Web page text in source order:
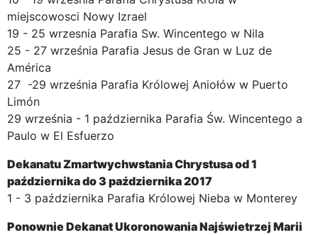
miejscowosci Nowy Izrael
19 - 25 wrzesnia Parafia Sw. Wincentego w Nila
25 - 27 września Parafia Jesus de Gran w Luz de
América
27 -29 września Parafia Królowej Aniołów w Puerto
Limón
29 września - 1 października Parafia Św. Wincentego a
Paulo w El Esfuerzo
Dekanatu Zmartwychwstania Chrystusa od 1
października do 3 października 2017
1 - 3 października Parafia Królowej Nieba w Monterey
Ponownie Dekanat Ukoronowania Najświetrzej Marii